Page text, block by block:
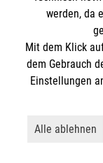
Cookies
werden, da
Mit dem Klick
dem Gebrauch
Einstellungen
Alle ablehnen
Lehnt